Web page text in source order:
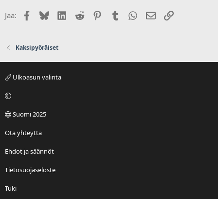
Jaa: Facebook
BlueskyLinkedIn
Reddit PinterestTumblr WhatsApp
Sähköposti
Linkki
Kaksipyöräiset
Ulkoasun valinta
Suomi 2025
Ota yhteyttä
Ehdot ja säännöt
Tietosuojaseloste
Tuki